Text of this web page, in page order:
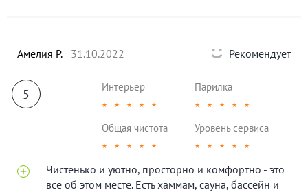
Амелия Р. 31.10.2022 Рекомендует
5 Интерьер
★ ★ ★ ★ ★
Парилка
★ ★ ★ ★ ★
Общая чистота
★ ★ ★ ★ ★
Уровень сервиса
★ ★ ★ ★ ★
Чистенько и уютно, просторно и комфортно - это
все об этом месте. Есть хаммам, сауна, бассейн и